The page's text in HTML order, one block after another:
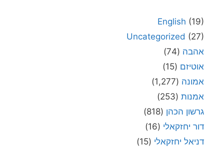
English (19)
Uncategorized (27)
אהבה (74)
אוטיזם (15)
אמונה (1,277)
אמנות (253)
גרשון הכהן (818)
דור יחזקאלי (16)
דניאל יחזקאלי (15)